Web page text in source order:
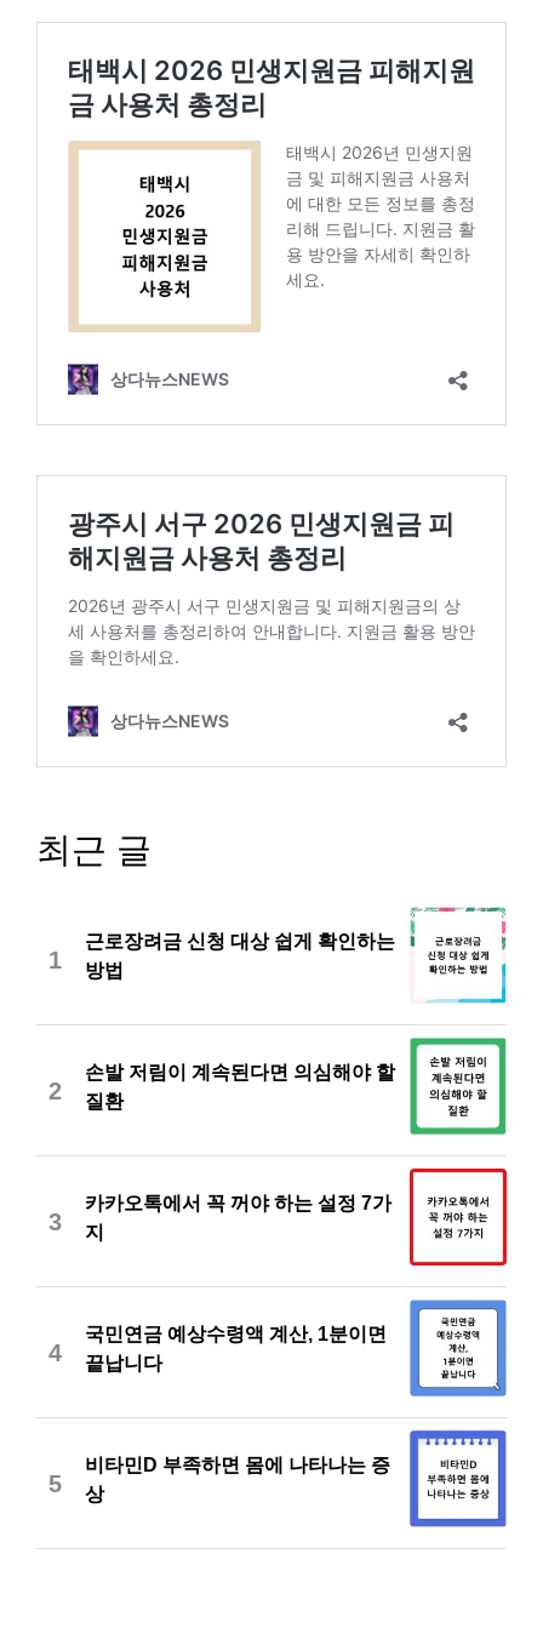
최근 글
1
근로장려금 신청 대상 쉽게 확인하는
방법
2
손발 저림이 계속된다면 의심해야 할
질환
3
카카오톡에서 꼭 꺼야 하는 설정 7가
지
4
국민연금 예상수령액 계산, 1분이면
끝납니다
5
비타민D 부족하면 몸에 나타나는 증
상